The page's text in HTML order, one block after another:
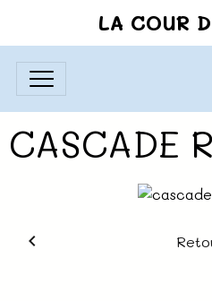
LA COUR
CASCADE